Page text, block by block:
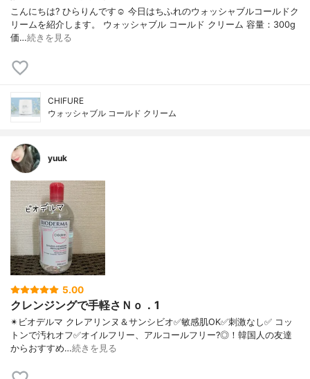
こんにちは? ひらりんです☺️ 今日はちふれのウォッシャブルコールドク
リームを紹介します。 ウォッシャブル コールド クリーム 容量：300g
価…続きを見る
CHIFURE
ウォッシャブル コールド クリーム
yuuk
5.00
クレンジングで手軽さＮｏ．1
✴ビオデルマ クレアリンヌ＆サンシビオ ✅敏感肌OK ✅刺激なし ✅ コッ
トンで汚れオフ ✅オイルフリー、アルコールフリー?◎！ 韓国人の友達
からおすすめ…続きを見る